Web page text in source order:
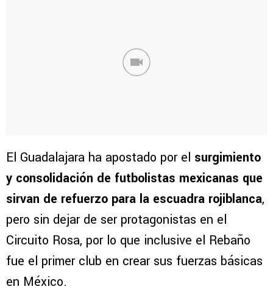
El Guadalajara ha apostado por el surgimiento
y consolidación de futbolistas mexicanas que
sirvan de refuerzo para la escuadra rojiblanca,
pero sin dejar de ser protagonistas en el
Circuito Rosa, por lo que inclusive el Rebaño
fue el primer club en crear sus fuerzas básicas
en México.